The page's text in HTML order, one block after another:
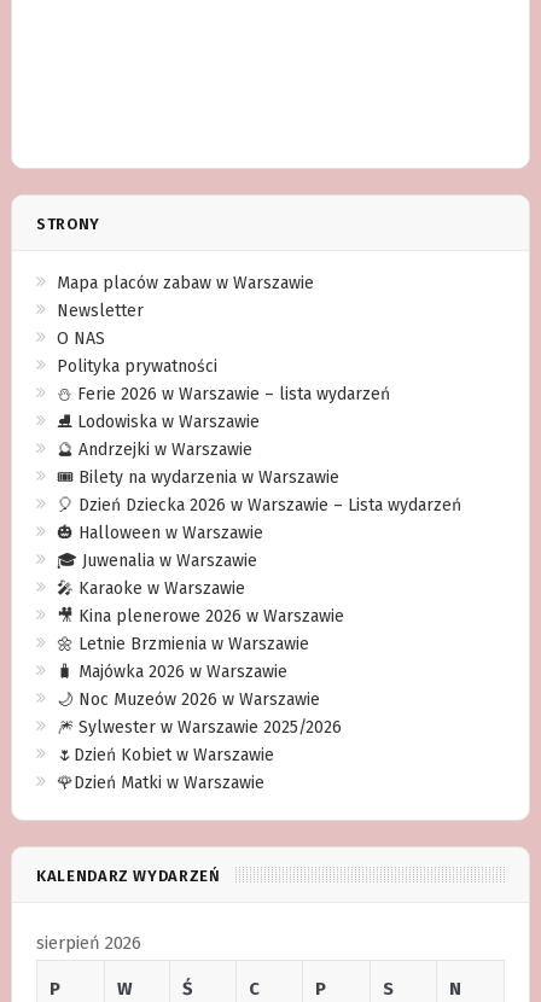
STRONY
Mapa placów zabaw w Warszawie
Newsletter
O NAS
Polityka prywatności
⛄️ Ferie 2026 w Warszawie – lista wydarzeń
⛸ Lodowiska w Warszawie
🔮 Andrzejki w Warszawie
🎟️ Bilety na wydarzenia w Warszawie
🎈 Dzień Dziecka 2026 w Warszawie – Lista wydarzeń
🎃 Halloween w Warszawie
🎓 Juwenalia w Warszawie
🎤 Karaoke w Warszawie
🎥 Kina plenerowe 2026 w Warszawie
🌼 Letnie Brzmienia w Warszawie
🧳 Majówka 2026 w Warszawie
🌙 Noc Muzeów 2026 w Warszawie
🎆 Sylwester w Warszawie 2025/2026
🌷Dzień Kobiet w Warszawie
🌹Dzień Matki w Warszawie
KALENDARZ WYDARZEŃ
sierpień 2026
P W Ś C P S N